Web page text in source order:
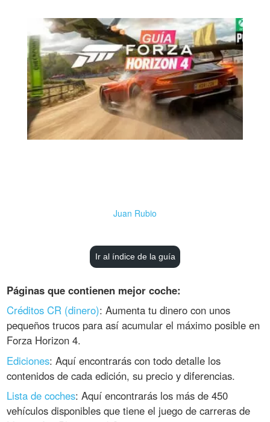
Juan Rubio
Ir al índice de la guía
Páginas que contienen mejor coche:
Créditos CR (dinero): Aumenta tu dinero con unos
pequeños trucos para así acumular el máximo posible en
Forza Horizon 4.
Ediciones: Aquí encontrarás con todo detalle los
contenidos de cada edición, su precio y diferencias.
Lista de coches: Aquí encontrarás los más de 450
vehículos disponibles que tiene el juego de carreras de